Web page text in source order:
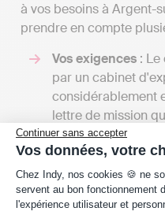
Continuer sans accepter
Vos données, votre
Plateforme de
Chez Indy, nos cookies 🍪 ne
servent au bon fonctionnement
l'expérience utilisateur et
à vos besoins à Argent-
prendre en compte
Vos exigences :
par un cabinet
considérablement
lettre de mission
gamme des
comptable peut
dépendra du
pour votre
professionnels,